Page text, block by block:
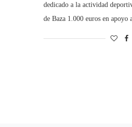
dedicado a la actividad
de Baza 1.000 euros en apoyo